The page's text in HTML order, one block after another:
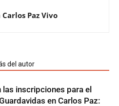
Paz Vivo
del autor
las inscripciones para el
en Carlos Paz: